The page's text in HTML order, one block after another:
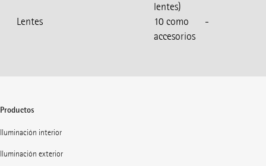
lentes)
Lentes
10 como
accesorios
-
Productos
Iluminación interior
Iluminación exterior